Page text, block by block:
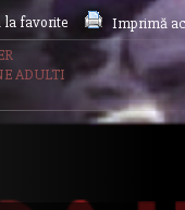
la favorite
Imprimă
ADULTI